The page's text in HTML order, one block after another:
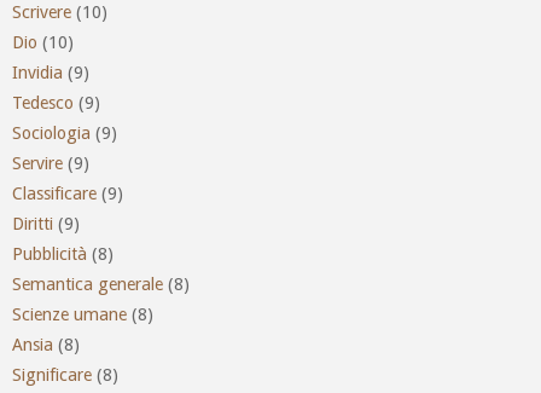
Scrivere (10)
Dio (10)
Invidia (9)
Tedesco (9)
Sociologia (9)
Servire (9)
Classificare (9)
Diritti (9)
Pubblicità (8)
Semantica generale (8)
Scienze umane (8)
Ansia (8)
Significare (8)